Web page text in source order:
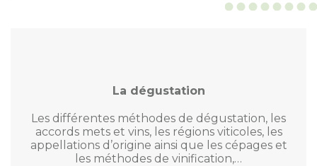
La dégustation
Les différentes méthodes de dégustation, les
accords mets et vins, les régions viticoles, les
appellations d’origine ainsi que les cépages et
les méthodes de vinification,…